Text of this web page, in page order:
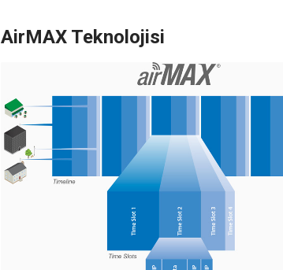
AirMAX Teknolojisi